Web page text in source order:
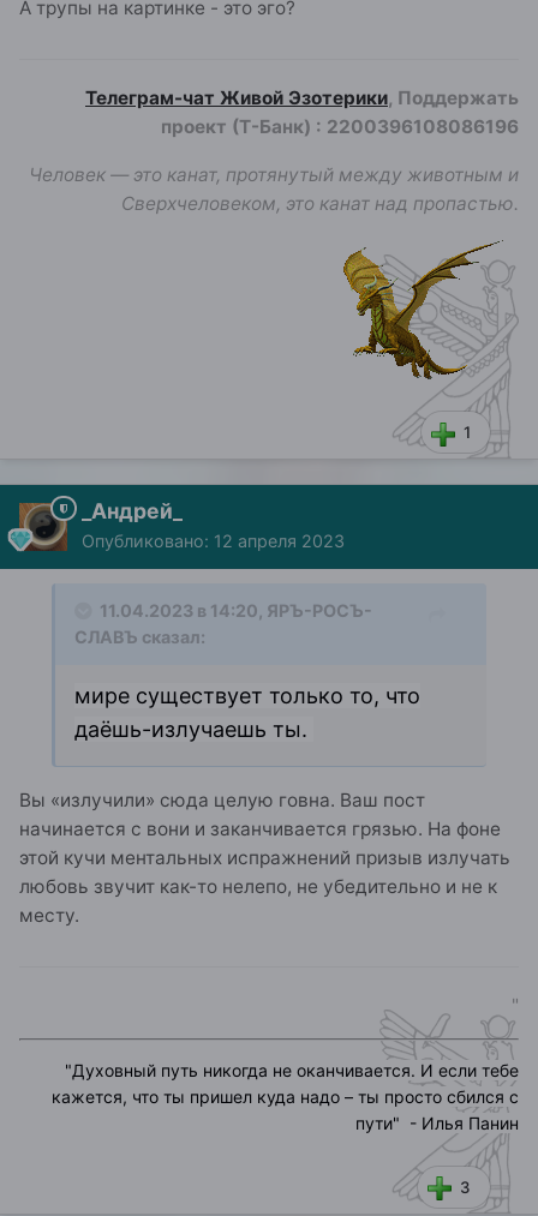
А трупы на картинке - это эго?
1
Телеграм-чат Живой Эзотерики, Поддержать
проект (Т-Банк) : 2200396108086196
Человек — это канат, протянутый между животным и
Сверхчеловеком, это канат над пропастью.
_Андрей_
Опубликовано: 12 апреля 2023
11.04.2023 в 14:20, ЯРЪ-РОСЪ-
СЛАВЪ сказал:
мире существует только то, что
даёшь-излучаешь ты.
Вы «излучили» сюда целую говна. Ваш пост
начинается с вони и заканчивается грязью. На фоне
этой кучи ментальных испражнений призыв излучать
любовь звучит как-то нелепо, не убедительно и не к
месту.
3
"
"Духовный путь никогда не оканчивается. И если тебе
кажется, что ты пришел куда надо – ты просто сбился с
пути" - Илья Панин